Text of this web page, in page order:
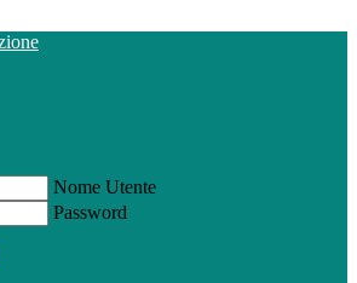
Nome Utente
Password